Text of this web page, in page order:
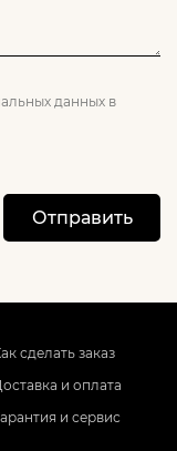
данных в
Отправить
сделать заказ
и оплата
и сервис